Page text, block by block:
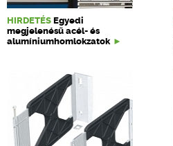
HIRDETÉS Egyedi
megjelenésű acél- és
alumíniumhomlokzatok